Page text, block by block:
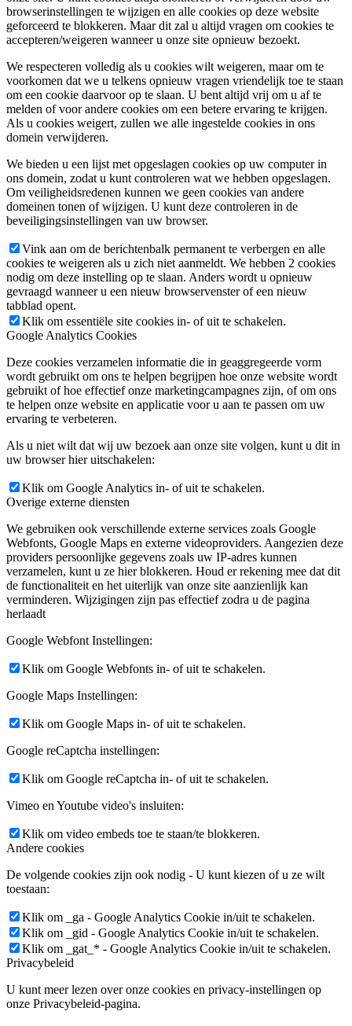
browserinstellingen te wijzigen en alle cookies op deze website
geforceerd te blokkeren. Maar dit zal u altijd vragen om cookies te
accepteren/weigeren wanneer u onze site opnieuw bezoekt.
We respecteren volledig als u cookies wilt weigeren, maar om te
voorkomen dat we u telkens opnieuw vragen vriendelijk toe te staan
om een cookie daarvoor op te slaan. U bent altijd vrij om u af te
melden of voor andere cookies om een betere ervaring te krijgen.
Als u cookies weigert, zullen we alle ingestelde cookies in ons
domein verwijderen.
We bieden u een lijst met opgeslagen cookies op uw computer in
ons domein, zodat u kunt controleren wat we hebben opgeslagen.
Om veiligheidsredenen kunnen we geen cookies van andere
domeinen tonen of wijzigen. U kunt deze controleren in de
beveiligingsinstellingen van uw browser.
Vink aan om de berichtenbalk permanent te verbergen en alle
cookies te weigeren als u zich niet aanmeldt. We hebben 2 cookies
nodig om deze instelling op te slaan. Anders wordt u opnieuw
gevraagd wanneer u een nieuw browservenster of een nieuw
tabblad opent.
Klik om essentiële site cookies in- of uit te schakelen.
Google Analytics Cookies
Deze cookies verzamelen informatie die in geaggregeerde vorm
wordt gebruikt om ons te helpen begrijpen hoe onze website wordt
gebruikt of hoe effectief onze marketingcampagnes zijn, of om ons
te helpen onze website en applicatie voor u aan te passen om uw
ervaring te verbeteren.
Als u niet wilt dat wij uw bezoek aan onze site volgen, kunt u dit in
uw browser hier uitschakelen:
Klik om Google Analytics in- of uit te schakelen.
Overige externe diensten
We gebruiken ook verschillende externe services zoals Google
Webfonts, Google Maps en externe videoproviders. Aangezien deze
providers persoonlijke gegevens zoals uw IP-adres kunnen
verzamelen, kunt u ze hier blokkeren. Houd er rekening mee dat dit
de functionaliteit en het uiterlijk van onze site aanzienlijk kan
verminderen. Wijzigingen zijn pas effectief zodra u de pagina
herlaadt
Google Webfont Instellingen:
Klik om Google Webfonts in- of uit te schakelen.
Google Maps Instellingen:
Klik om Google Maps in- of uit te schakelen.
Google reCaptcha instellingen:
Klik om Google reCaptcha in- of uit te schakelen.
Vimeo en Youtube video's insluiten:
Klik om video embeds toe te staan/te blokkeren.
Andere cookies
De volgende cookies zijn ook nodig - U kunt kiezen of u ze wilt
toestaan:
Klik om _ga - Google Analytics Cookie in/uit te schakelen.
Klik om _gid - Google Analytics Cookie in/uit te schakelen.
Klik om _gat_* - Google Analytics Cookie in/uit te schakelen.
Privacybeleid
U kunt meer lezen over onze cookies en privacy-instellingen op
onze Privacybeleid-pagina.